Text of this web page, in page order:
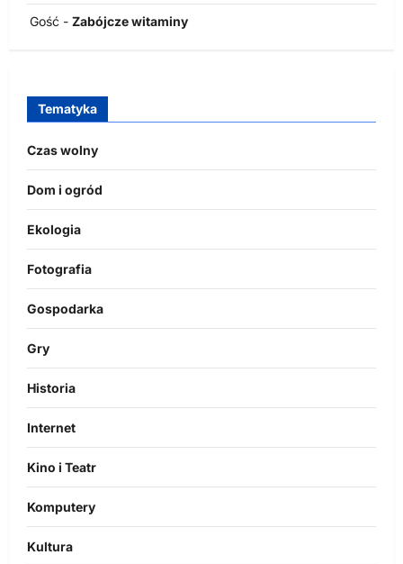
Gość - Zabójcze witaminy
Tematyka
Czas wolny
Dom i ogród
Ekologia
Fotografia
Gospodarka
Gry
Historia
Internet
Kino i Teatr
Komputery
Kultura